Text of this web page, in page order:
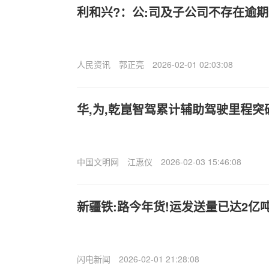
利和兴?：公:司及子公司不存在逾
人民资讯 郭正亮 2026-02-01 02:03:08
华,为,乾崑智驾累计辅助驾驶里程突
中国文明网 江惠仪 2026-02-03 15:46:08
新疆铁:路今年货!运发送量已达2亿
闪电新闻 2026-02-01 21:28:08